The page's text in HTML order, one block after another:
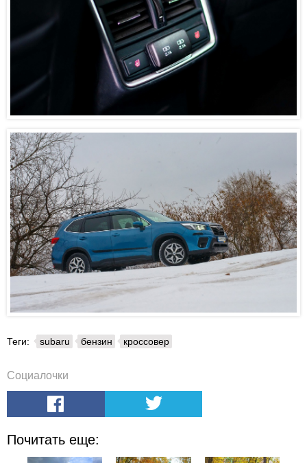
Теги: subaru бензин кроссовер
Социалочки
Почитать еще: